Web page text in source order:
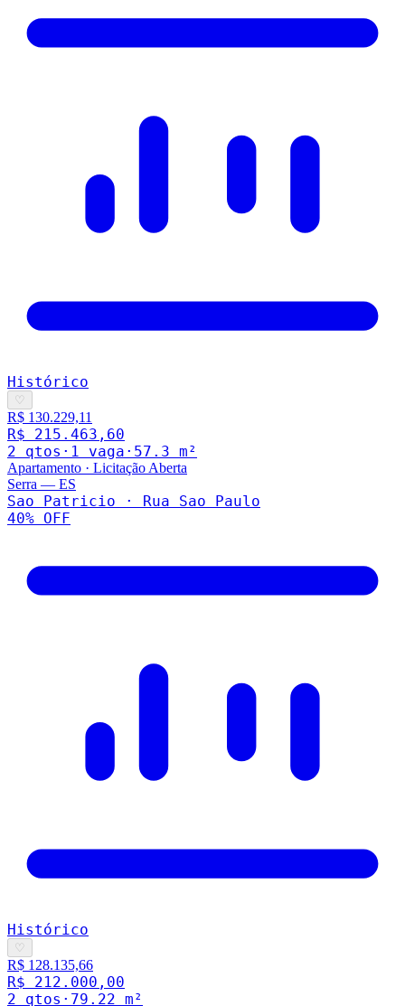
Histórico
♡
R$ 130.229,11
R$ 215.463,60
2 qtos · 1 vaga · 57.3 m²
Apartamento · Licitação Aberta
Serra — ES
Sao Patricio · Rua Sao Paulo
40% OFF
Histórico
♡
R$ 128.135,66
R$ 212.000,00
2 qtos · 79.22 m²